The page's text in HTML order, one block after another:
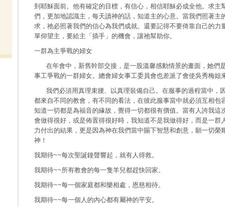
到耶穌面前。他有確定的目標，有信心，相信耶穌必成全他。求主
們，更加地認識主，每天讀神的話，知道主的心意。當我們照著主
求，祂必照著我們的信心為我們成就。還要記得不要倚靠自己的力
單仰望主，要給主「插手」的機會，讓祂幫助你。
一群為主爭戰的婦女
在年會中，新舊幹部交接，是一股溫馨感動情景的畫面，她們
事工爭戰的一群婦女。總會婦女事工委員會也差派了會使吳秀梅姐
我們必須用真理束腰、以真理裝備自己。在服事的過程當中，
都來自不同的教會，有不同的看法，在彼此服事當中就必須互相包
知道一切都是為福音的緣故，覺得一切都很有價值。當有人誇我這
會做得很好，或是佈置得很好時，我知道不是我做得好，而是一群
力付出的結果，更是因為神在我們當中賜下智慧和創意，願一切榮
神！
我期待~~每次聖誕鐘聲響起，就有人得救。
我期待~~所有教會的每一隻羊兒都趕快回家。
我期待~~每一個家庭都和樂相處，恩慈相待。
我期待~~每一個人的內心都有屬神的平安。